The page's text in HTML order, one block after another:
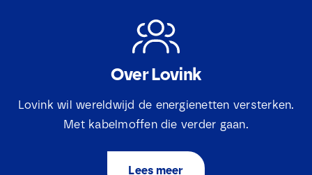
Over Lovink
Lovink wil wereldwijd de energienetten versterken.
Met kabelmoffen die verder gaan.
Lees meer